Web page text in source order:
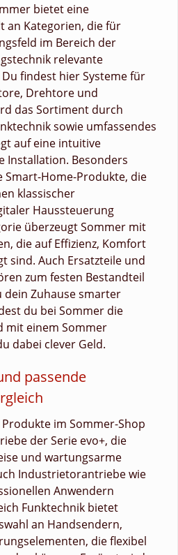
bietet eine
an Kategorien, die für
im Bereich der
relevante
findest hier Systeme für
Drehtore und
das Sortiment durch
sowie umfassendes
auf eine intuitive
Installation. Besonders
Smart-Home-Produkte, die
klassischer
Haussteuerung
überzeugt Sommer mit
die auf Effizienz, Komfort
sind. Auch Ersatzteile und
zum festen Bestandteil
dein Zuhause smarter
du bei Sommer die
mit einem Sommer
dabei clever Geld.
passende
im Sommer-Shop
der Serie evo+, die
und wartungsarme
Industrietorantriebe wie
Anwendern
Funktechnik bietet
an Handsendern,
die flexibel